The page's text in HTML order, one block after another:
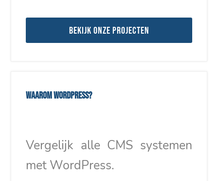
Bekijk onze projecten
Waarom WordPress?
Vergelijk alle CMS systemen
met WordPress.